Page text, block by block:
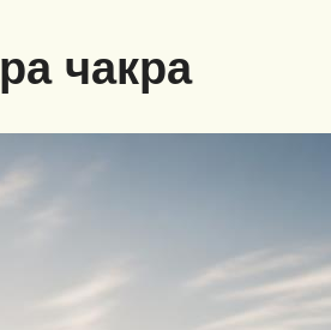
чакра